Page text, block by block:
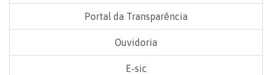
Portal da Transparência
Ouvidoria
E-sic